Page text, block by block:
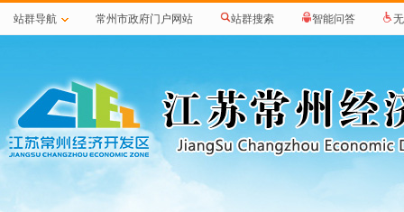
站群导航 常州市政府门户网站 站群搜索 智能问答